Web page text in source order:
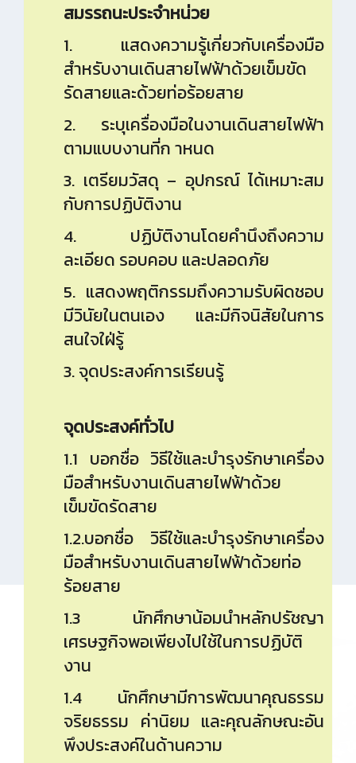
สมรรถนะประจำหน่วย
1. แสดงความรู้เกี่ยวกับเครื่องมือ
สำหรับงานเดินสายไฟฟ้าด้วยเข็มขัด
รัดสายและด้วยท่อร้อยสาย
2. ระบุเครื่องมือในงานเดินสายไฟฟ้า
ตามแบบงานที่ก าหนด
3. เตรียมวัสดุ – อุปกรณ์ ได้เหมาะสม
กับการปฏิบัติงาน
4. ปฏิบัติงานโดยคำนึงถึงความ
ละเอียด รอบคอบ และปลอดภัย
5. แสดงพฤติกรรมถึงความรับผิดชอบ
มีวินัยในตนเอง และมีกิจนิสัยในการ
สนใจใฝ่รู้
3. จุดประสงค์การเรียนรู้
จุดประสงค์ทั่วไป
1.1 บอกชื่อ วิธีใช้และบำรุงรักษาเครื่อง
มือสำหรับงานเดินสายไฟฟ้าด้วย
เข็มขัดรัดสาย
1.2.บอกชื่อ วิธีใช้และบำรุงรักษาเครื่อง
มือสำหรับงานเดินสายไฟฟ้าด้วยท่อ
ร้อยสาย
1.3 นักศึกษาน้อมนำหลักปรัชญา
เศรษฐกิจพอเพียงไปใช้ในการปฏิบัติ
งาน
1.4 นักศึกษามีการพัฒนาคุณธรรม
จริยธรรม ค่านิยม และคุณลักษณะอัน
พึงประสงค์ในด้านความ